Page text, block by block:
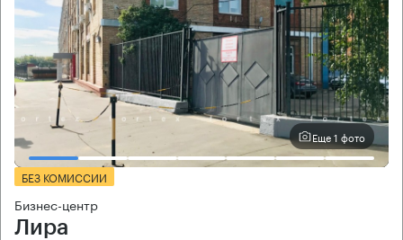
Еще 1 фото
БЕЗ КОМИССИИ
Бизнес-центр
Лира